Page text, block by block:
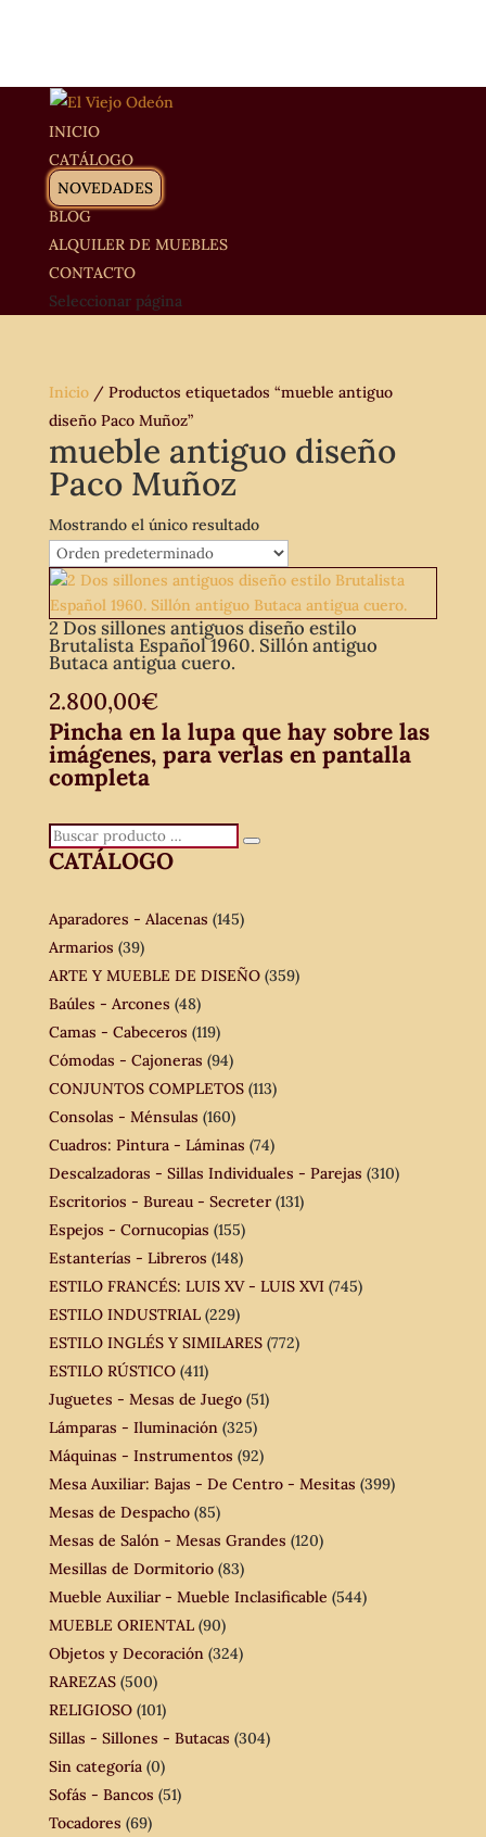
INICIO
CATÁLOGO
NOVEDADES
BLOG
ALQUILER DE MUEBLES
CONTACTO
Seleccionar página
Inicio/ Productos etiquetados “mueble antiguo
diseño Paco Muñoz”
mueble antiguo diseño
Paco Muñoz
Mostrando el único resultado
2 Dos sillones antiguos diseño estilo
Brutalista Español 1960. Sillón antiguo
Butaca antigua cuero.
2.800,00€
Pincha en la lupa que hay sobre las
imágenes, para verlas en pantalla
completa
Buscar
producto
Buscar
CATÁLOGO
Aparadores - Alacenas (145)
Armarios (39)
ARTE Y MUEBLE DE DISEÑO (359)
Baúles - Arcones (48)
Camas - Cabeceros (119)
Cómodas - Cajoneras (94)
CONJUNTOS COMPLETOS (113)
Consolas - Ménsulas (160)
Cuadros: Pintura - Láminas (74)
Descalzadoras - Sillas Individuales - Parejas (310)
Escritorios - Bureau - Secreter (131)
Espejos - Cornucopias (155)
Estanterías - Libreros (148)
ESTILO FRANCÉS: LUIS XV - LUIS XVI (745)
ESTILO INDUSTRIAL (229)
ESTILO INGLÉS Y SIMILARES (772)
ESTILO RÚSTICO (411)
Juguetes - Mesas de Juego (51)
Lámparas - Iluminación (325)
Máquinas - Instrumentos (92)
Mesa Auxiliar: Bajas - De Centro - Mesitas (399)
Mesas de Despacho (85)
Mesas de Salón - Mesas Grandes (120)
Mesillas de Dormitorio (83)
Mueble Auxiliar - Mueble Inclasificable (544)
MUEBLE ORIENTAL (90)
Objetos y Decoración (324)
RAREZAS (500)
RELIGIOSO (101)
Sillas - Sillones - Butacas (304)
Sin categoría (0)
Sofás - Bancos (51)
Tocadores (69)